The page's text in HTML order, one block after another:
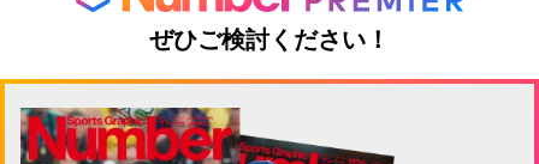
ぜひご検討ください！